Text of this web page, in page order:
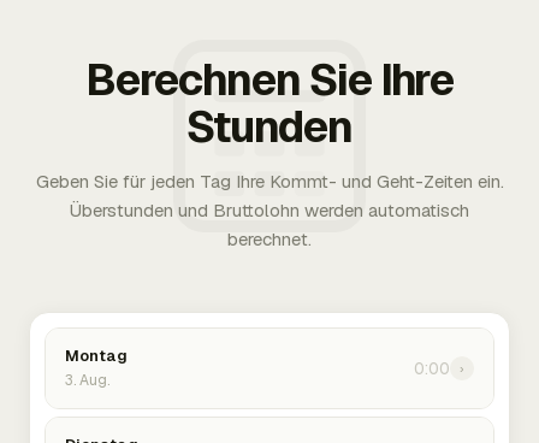
Berechnen Sie Ihre
Stunden
Geben Sie für jeden Tag Ihre Kommt- und Geht-Zeiten ein.
Überstunden und Bruttolohn werden automatisch
berechnet.
Montag
3. Aug.
0:00 ›